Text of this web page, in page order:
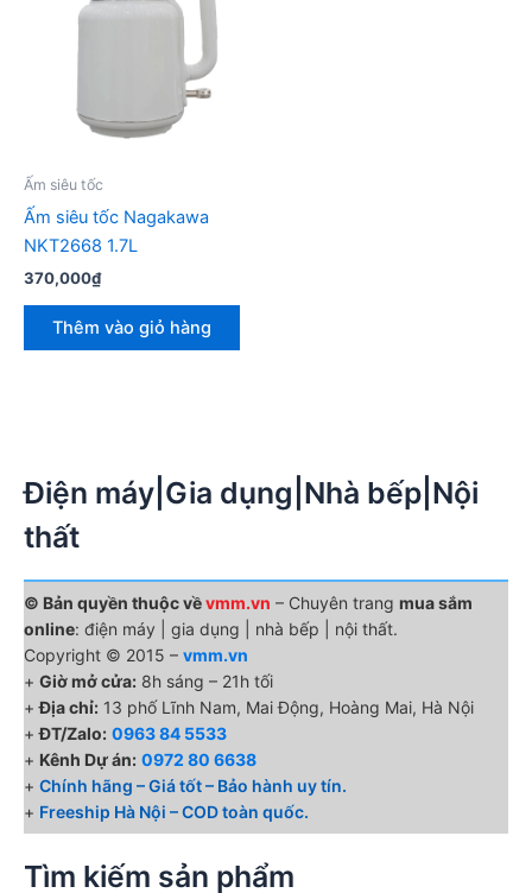
Ấm siêu tốc
Ấm siêu tốc Nagakawa
NKT2668 1.7L
370,000₫
Thêm vào giỏ hàng
Điện máy|Gia dụng|Nhà bếp|Nội
thất
© Bản quyền thuộc vềvmm.vn – Chuyên trang mua sắm
online: điện máy | gia dụng | nhà bếp | nội thất.
Copyright © 2015 – vmm.vn
+ Giờ mở cửa: 8h sáng – 21h tối
+Địa chỉ: 13 phố Lĩnh Nam, Mai Động, Hoàng Mai, Hà Nội
+ĐT/Zalo: 0963 84 5533
+ Kênh Dự án: 0972 80 6638
+ Chính hãng – Giá tốt – Bảo hành uy tín.
+ Freeship Hà Nội – COD toàn quốc.
Tìm kiếm sản phẩm